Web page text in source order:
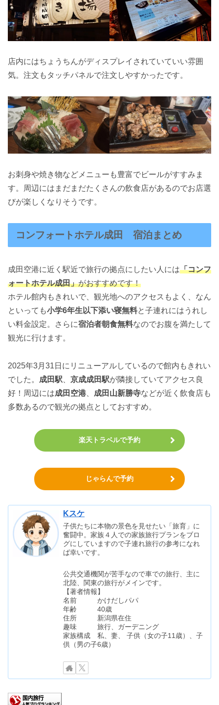
店内にはちょうちんがディスプレイされていていい雰囲
気。注文もタッチパネルで注文しやすかったです。
お刺身や焼き物などメニューも豊富でビールがすすみま
す。周辺にはまだまだたくさんの飲食店があるのでお店選
びが楽しくなりそうです。
コンフォートホテル成田 宿泊まとめ
成田空港に近く駅近で旅行の拠点にしたい人には「コンフ
ォートホテル成田」がおすすめです！
ホテル館内もきれいで、観光地へのアクセスもよく、なん
といっても小学6年生以下添い寝無料と子連れにはうれし
い料金設定。さらに宿泊者朝食無料なのでお腹を満たして
観光に行けます。
2025年3月31日にリニューアルしているので館内もきれい
でした。 成田駅 京成成田駅が隣接していてアクセス良
好！周辺には成田空港、 成田山新勝寺などが近く飲食店も
多数あるので観光の拠点としておすすめ。
楽天トラベルで予約
じゃらんで予約
Kスケ
子供たちに本物の景色を見せたい「旅育」に
奮闘中。家族４人での家族旅行プランをブロ
グにしていますので子連れ旅行の参考になれ
ば幸いです。
公共交通機関が苦手なので車での旅行、主に
北陸、関東の旅行がメインです。
【著者情報】
名前 かけだしパパ
年齢 40歳
住所 新潟県在住
趣味 旅行、ガーデニング
家族構成 私、妻、 子供（女の子11歳）、子
供（男の子6歳）